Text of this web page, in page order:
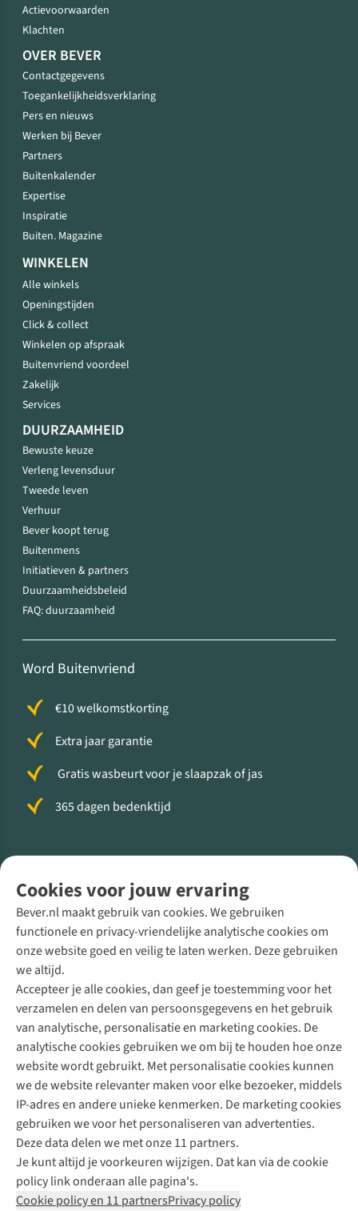
Cookies voor jouw ervaring
Bever.nl maakt gebruik van cookies. We gebruiken
functionele en privacy-vriendelijke analytische cookies om
onze website goed en veilig te laten werken. Deze gebruiken
we altijd.
Accepteer je alle cookies, dan geef je toestemming voor het
verzamelen en delen van persoonsgegevens en het gebruik
van analytische, personalisatie en marketing cookies. De
analytische cookies gebruiken we om bij te houden hoe onze
website wordt gebruikt. Met personalisatie cookies kunnen
we de website relevanter maken voor elke bezoeker, middels
IP-adres en andere unieke kenmerken. De marketing cookies
gebruiken we voor het personaliseren van advertenties.
Deze data delen we met onze 11 partners.
Je kunt altijd je voorkeuren wijzigen. Dat kan via de cookie
policy link onderaan alle pagina's.
Cookie policy en 11 partnersPrivacy policy
Actievoorwaarden
Klachten
OVER BEVER
Contactgegevens
Toegankelijkheidsverklaring
Pers en nieuws
Werken bij Bever
Partners
Buitenkalender
Expertise
Inspiratie
Buiten. Magazine
WINKELEN
Alle winkels
Openingstijden
Click & collect
Winkelen op afspraak
Buitenvriend voordeel
Zakelijk
Services
DUURZAAMHEID
Bewuste keuze
Verleng levensduur
Tweede leven
Verhuur
Bever koopt terug
Buitenmens
Initiatieven & partners
Duurzaamheidsbeleid
FAQ: duurzaamheid
Word Buitenvriend
€10 welkomstkorting
Extra jaar garantie
Gratis wasbeurt voor je slaapzak of jas
365 dagen bedenktijd
Direct advies van een Buitenexpert
+31 (0)85 888 50 88
+31 6 12 28 49 80
Contactformulier